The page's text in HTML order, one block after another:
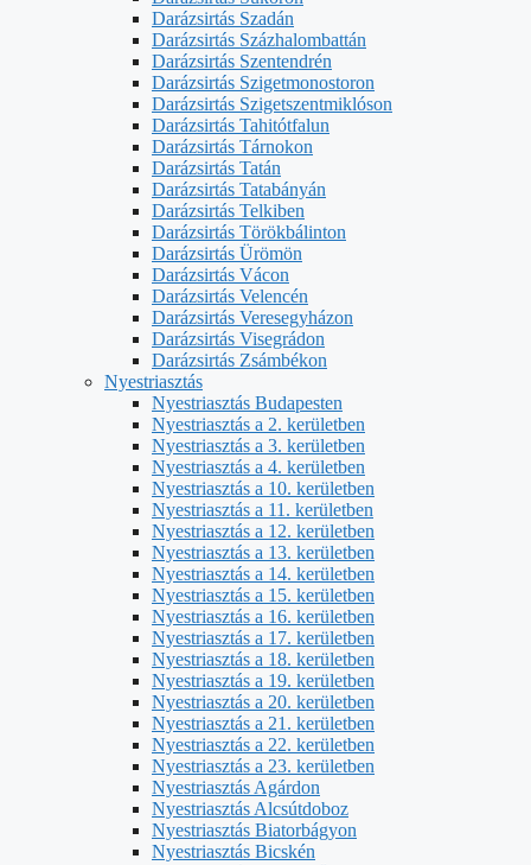
Darázsirtás Szadán
Darázsirtás Százhalombattán
Darázsirtás Szentendrén
Darázsirtás Szigetmonostoron
Darázsirtás Szigetszentmiklóson
Darázsirtás Tahitótfalun
Darázsirtás Tárnokon
Darázsirtás Tatán
Darázsirtás Tatabányán
Darázsirtás Telkiben
Darázsirtás Törökbálinton
Darázsirtás Ürömön
Darázsirtás Vácon
Darázsirtás Velencén
Darázsirtás Veresegyházon
Darázsirtás Visegrádon
Darázsirtás Zsámbékon
Nyestriasztás
Nyestriasztás Budapesten
Nyestriasztás a 2. kerületben
Nyestriasztás a 3. kerületben
Nyestriasztás a 4. kerületben
Nyestriasztás a 10. kerületben
Nyestriasztás a 11. kerületben
Nyestriasztás a 12. kerületben
Nyestriasztás a 13. kerületben
Nyestriasztás a 14. kerületben
Nyestriasztás a 15. kerületben
Nyestriasztás a 16. kerületben
Nyestriasztás a 17. kerületben
Nyestriasztás a 18. kerületben
Nyestriasztás a 19. kerületben
Nyestriasztás a 20. kerületben
Nyestriasztás a 21. kerületben
Nyestriasztás a 22. kerületben
Nyestriasztás a 23. kerületben
Nyestriasztás Agárdon
Nyestriasztás Alcsútdoboz
Nyestriasztás Biatorbágyon
Nyestriasztás Bicskén